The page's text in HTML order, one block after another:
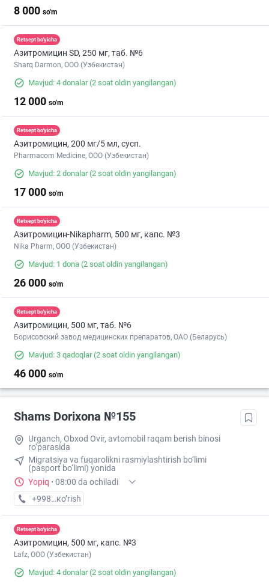
8 000 so'm
Retsept bo'yicha
Азитромицин SD, 250 мг, таб. №6
Sharq Darmon, OOO (Узбекистан)
Mavjud: 4 donalar(2 soat oldin yangilangan)
12 000 so'm
Retsept bo'yicha
Азитромицин, 200 мг/5 мл, сусп.
Pharmacom Medicine, OOO (Узбекистан)
Mavjud: 2 donalar(2 soat oldin yangilangan)
17 000 so'm
Retsept bo'yicha
Азитромицин-Nikapharm, 500 мг, капс. №3
Nika Pharm, ООО (Узбекистан)
Mavjud: 1 dona (2 soat oldin yangilangan)
26 000 so'm
Retsept bo'yicha
Азитромицин, 500 мг, таб. №6
Борисовский завод медицинских препаратов, ОАО (Беларусь)
Mavjud: 3 qadoqlar(2 soat oldin yangilangan)
46 000 so'm
Shams Dorixona №155
Urganch, Obxod Ovir, avtomobil raqam berish binosi
ro‘parasida
Migratsiya va fuqarolikni rasmiylashtirish bo‘limi
(pasport bo‘limi) yonida
Yopiq · 08:00 da ochiladi
+998 (79) XXX-XX-XX
кo’rish
Retsept bo'yicha
Азитромицин, 500 мг, капс. №3
Lafz, ООО (Узбекистан)
Mavjud: 4 donalar(2 soat oldin yangilangan)